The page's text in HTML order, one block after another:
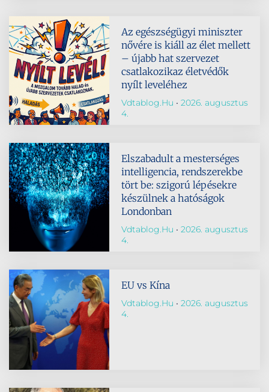
Az egészségügyi miniszter
nővére is kiáll az élet mellett
– újabb hat szervezet
csatlakozikaz életvédők
nyílt leveléhez
Vdtablog.hu
2026. augusztus
4.
Elszabadult a mesterséges
intelligencia, rendszerekbe
tört be: szigorú lépésekre
készülnek a hatóságok
Londonban
Vdtablog.hu
2026. augusztus
4.
EU vs Kína
Vdtablog.hu
2026. augusztus
4.